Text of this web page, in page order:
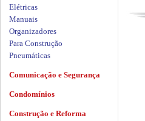
Elétricas
Manuais
Organizadores
Para Construção
Pneumáticas
Comunicação e Segurança
Condomínios
Construção e Reforma